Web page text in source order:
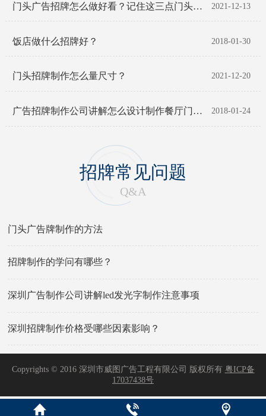
2021-12-13
门头广告招牌怎么做好看？记住这三点门头招牌脱颖而出！
2018-01-30
饭店做什么招牌好？
2021-12-20
门头招牌制作怎么量尺寸？
2018-01-24
广告招牌制作公司讲解怎么设计制作餐厅门头招牌
招牌常见问题
Q&A
门头广告牌制作的方法
招牌制作的学问有哪些？
深圳广告制作公司讲解led发光字制作注意事项
深圳招牌制作价格受哪些因素影响？
Copyrights © 2016 深圳市威图广告工程有限公司 版权所有 粤ICP备
17037438号